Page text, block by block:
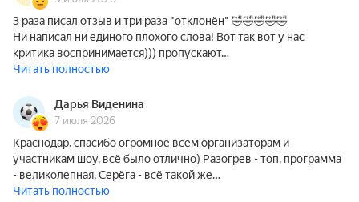
3 раза писал отзыв и три раза "отклонён" 🤣🤣🤣🤣🤣
Ни написал ни единого плохого слова! Вот так вот у нас
критика воспринимается))) пропускают…
Читать полностью
Дарья Виденина
7 июля 2026
Краснодар, спасибо огромное всем организаторам и
участникам шоу, всё было отлично) Разогрев - топ, программа
- великолепная, Серёга - всё такой же…
Читать полностью